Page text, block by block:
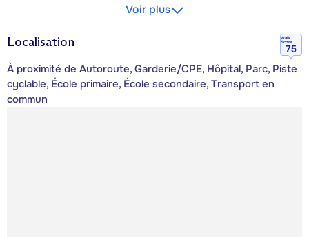
Voir plus
Localisation
Walk
Score
75
À proximité de Autoroute, Garderie/CPE, Hôpital, Parc, Piste
cyclable, École primaire, École secondaire, Transport en
commun